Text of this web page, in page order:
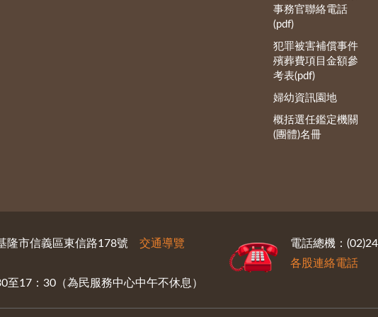
事務官聯絡電話
(pdf)
犯罪被害補償事件
殯葬費項目金額參
考表(pdf)
婦幼資訊園地
概括選任鑑定機關
(團體)名冊
隆市信義區東信路178號 交通導覽
至17：30（為民服務中心中午不休息）
電話總機：
各股連絡電話